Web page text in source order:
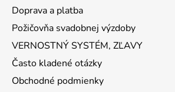
Doprava a platba
Požičovňa svadobnej výzdoby
VERNOSTNÝ SYSTÉM, ZĽAVY
Často kladené otázky
Obchodné podmienky